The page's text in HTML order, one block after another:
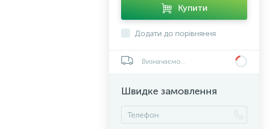
Купити
Додати до порівняння
Визначаємо...
Швидке замовлення